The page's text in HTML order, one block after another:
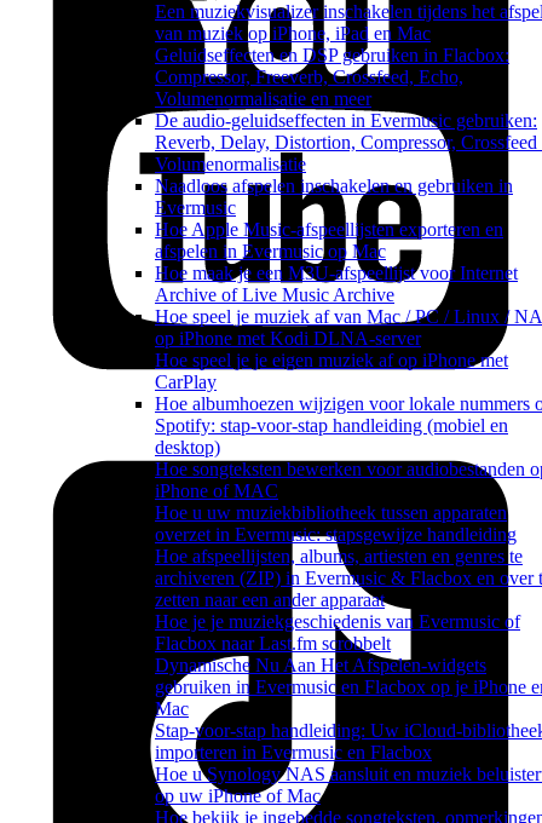
Een muziekvisualizer inschakelen tijdens het
van muziek op iPhone, iPad en Mac
Geluidseffecten en DSP gebruiken in Flacbox:
Compressor, Freeverb, Crossfeed, Echo,
Volumenormalisatie en meer
De audio-geluidseffecten in Evermusic gebruiken:
Reverb, Delay, Distortion, Compressor, Crossfeed
Volumenormalisatie
Naadloos afspelen inschakelen en gebruiken in
Evermusic
Hoe Apple Music-afspeellijsten exporteren en
afspelen in Evermusic op Mac
Hoe maak je een M3U-afspeellijst voor Internet
Archive of Live Music Archive
Hoe speel je muziek af van Mac / PC / Linux /
op iPhone met Kodi DLNA-server
Hoe speel je je eigen muziek af op iPhone met
CarPlay
Hoe albumhoezen wijzigen voor lokale nummers
Spotify: stap-voor-stap handleiding (mobiel en
desktop)
Hoe songteksten bewerken voor audiobestanden
iPhone of MAC
Hoe u uw muziekbibliotheek tussen apparaten
overzet in Evermusic: stapsgewijze handleiding
Hoe afspeellijsten, albums, artiesten en genres te
archiveren (ZIP) in Evermusic & Flacbox en over
zetten naar een ander apparaat
Hoe je je muziekgeschiedenis van Evermusic of
Flacbox naar Last.fm scrobbelt
Dynamische Nu Aan Het Afspelen-widgets
gebruiken in Evermusic en Flacbox op je iPhone
Mac
Stap-voor-stap handleiding: Uw iCloud-
importeren in Evermusic en Flacbox
Hoe u Synology NAS aansluit en muziek
op uw iPhone of Mac
Hoe bekijk je ingebedde songteksten,